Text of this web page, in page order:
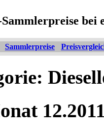
bei
Sammlerpreise
12.2011